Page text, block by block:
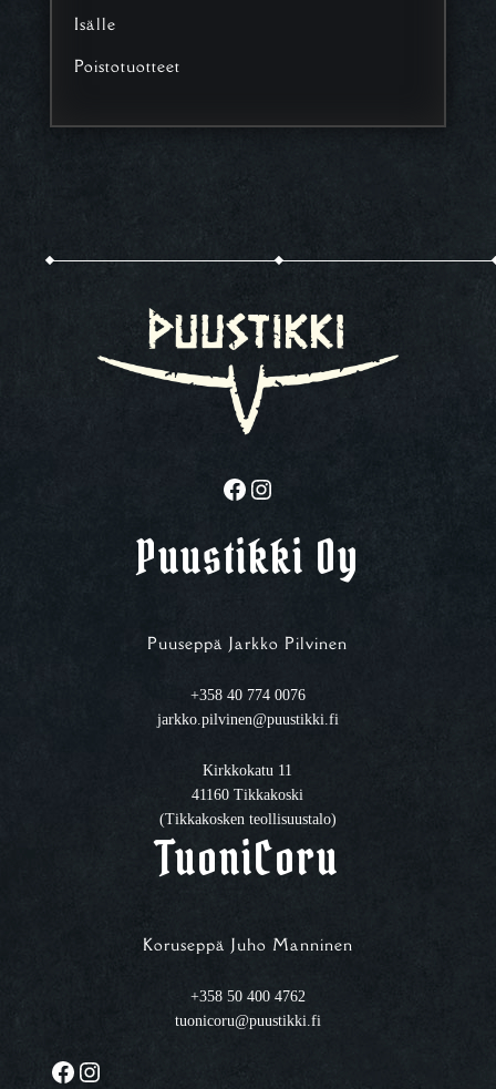
Isälle
Poistotuotteet
Facebook Instagram
Puustikki Oy
Puuseppä Jarkko Pilvinen
+358 40 774 0076
jarkko.pilvinen@puustikki.fi
Kirkkokatu 11
41160 Tikkakoski
(Tikkakosken teollisuustalo)
TuoniCoru
Koruseppä Juho Manninen
+358 50 400 4762
tuonicoru@puustikki.fi
Facebook Instagram